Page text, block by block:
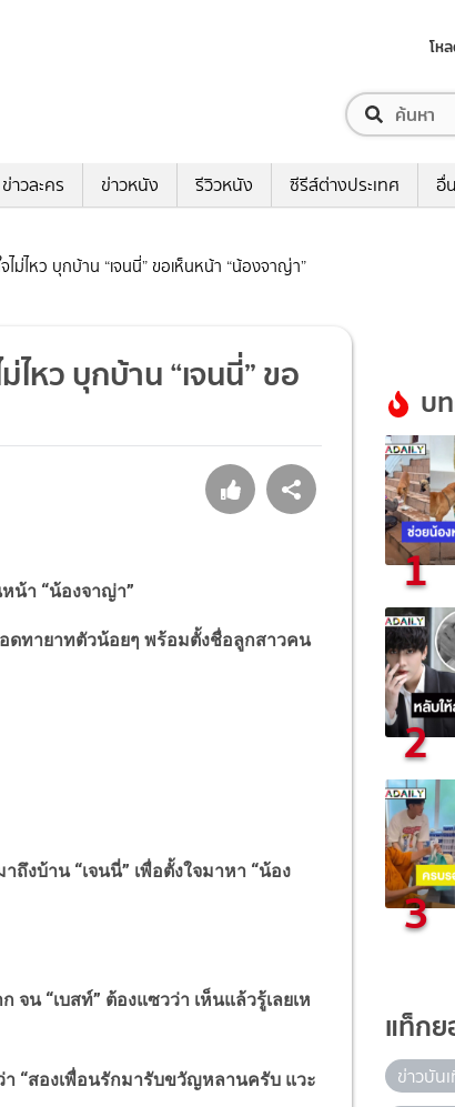
โห
ข่าวละคร ข่าวหนัง รีวิวหนัง ซีรีส์ต่างประเทศ อื่
ม่ไหว บุกบ้าน “เจนนี่” ขอเห็นหน้า “น้องจาญ่า”
หว บุกบ้าน “เจนนี่” ขอ
น้า “น้องจาญ่า”
ดทายาทตัวน้อยๆ พร้อมตั้งชื่อลูกสาวคน
บ้าน “เจนนี่” เพื่อตั้งใจมาหา “น้อง
“เบสท์” ต้องแซวว่า เห็นแล้วรู้เลยเห
“สองเพื่อนรักมารับขวัญหลานครับ แวะ
บ
1
2
3
แท็ก
ข่าวบัน